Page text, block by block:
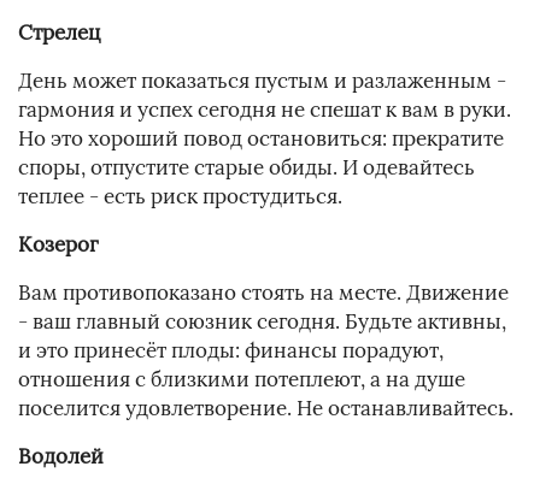
Стрелец
День может показаться пустым и разлаженным -
гармония и успех сегодня не спешат к вам в руки.
Но это хороший повод остановиться: прекратите
споры, отпустите старые обиды. И одевайтесь
теплее - есть риск простудиться.
Козерог
Вам противопоказано стоять на месте. Движение
- ваш главный союзник сегодня. Будьте активны,
и это принесёт плоды: финансы порадуют,
отношения с близкими потеплеют, а на душе
поселится удовлетворение. Не останавливайтесь.
Водолей